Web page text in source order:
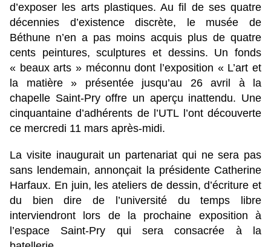
d’exposer les arts plastiques. Au fil de ses quatre
décennies d’existence discrète, le musée de
Béthune n’en a pas moins acquis plus de quatre
cents peintures, sculptures et dessins. Un fonds
« beaux arts » méconnu dont l’exposition « L’art et
la matière » présentée jusqu’au 26 avril à la
chapelle Saint-Pry offre un aperçu inattendu. Une
cinquantaine d’adhérents de l’UTL l’ont découverte
ce mercredi 11 mars après-midi.
La visite inaugurait un partenariat qui ne sera pas
sans lendemain, annonçait la présidente Catherine
Harfaux. En juin, les ateliers de dessin, d’écriture et
du bien dire de l’université du temps libre
interviendront lors de la prochaine exposition à
l’espace Saint-Pry qui sera consacrée à la